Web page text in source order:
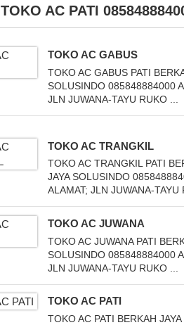
TOKO AC PATI
TOKO AC GABUS
TOKO AC GABUS PATI
SOLUSINDO 085848884000
JLN JUWANA-TAYU RUKO ...
TOKO AC TRANGKIL
TOKO AC TRANGKIL PATI
JAYA SOLUSINDO
ALAMAT; JLN JUWANA-TAYU
TOKO AC JUWANA
TOKO AC JUWANA PATI
SOLUSINDO 085848884000
JLN JUWANA-TAYU RUKO ...
TOKO AC PATI
TOKO AC PATI BERKAH JAYA